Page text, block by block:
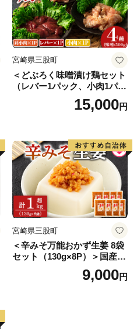
宮崎県三股町
＜どぶろく味噌漬け鶏セット
（レバー1パック、小肉1パッ
ク、肩小肉1パック）どぶろ
く味噌（500g）＞南九州産鶏
15,000円
宮崎県三股町
＜辛みそ万能おかず生姜 8袋
セット（130g×8P）＞国産生
姜を細かく刻み旨みのある味
噌と唐辛子を加えた万能おか
9,000円